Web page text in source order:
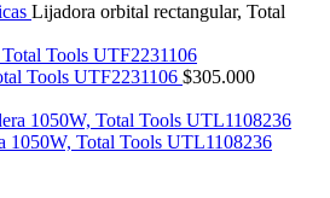
Lijadora orbital rectangular, Total
Tools UTF2231106 $305.000
1050W, Total Tools UTL1108236